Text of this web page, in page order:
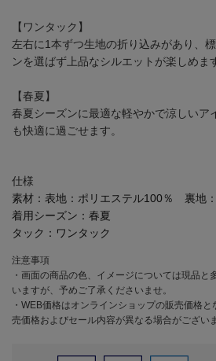
【ワンタック】
左右に1本ずつ生地の折り込みがあり、
ンを選ばず上品なシルエットが楽しめま
【春夏】
春夏シーズンに最適な軽やかで涼しいア
も快適に過ごせます。
仕様
素材： 表地：ポリエステル100％ 裏地
着用シーズン： 春夏
タック： ワンタック
注意事項
・画面の商品の色、イメージについては現品と
いますが、予めご了承くださいませ。
・WEB価格はオンラインショップの販売価格
売価格およびセール内容が異なる場合がございま